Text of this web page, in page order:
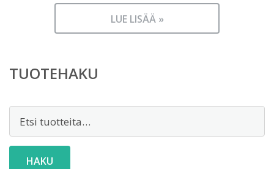
LUE LISÄÄ »
TUOTEHAKU
HAKU